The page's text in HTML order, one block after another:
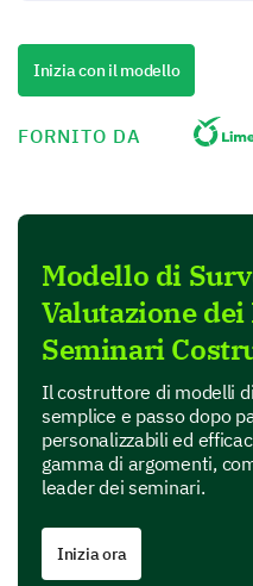
del leader del
(1-Totalmente in
3-Neutro, 4-
d'accordo)
Il leader ha utilizzato
L'intonazione vocale
Conoscenze e
Ora, discutiamo delle
Come valuteresti la
seminario riguardo
Inizia con il modello
FORNITO DA
Modello di
Valutazione
Seminari
Il costruttore di modelli
semplice e passo dopo
personalizzabili ed
gamma di argomenti,
leader dei seminari.
Inizia ora